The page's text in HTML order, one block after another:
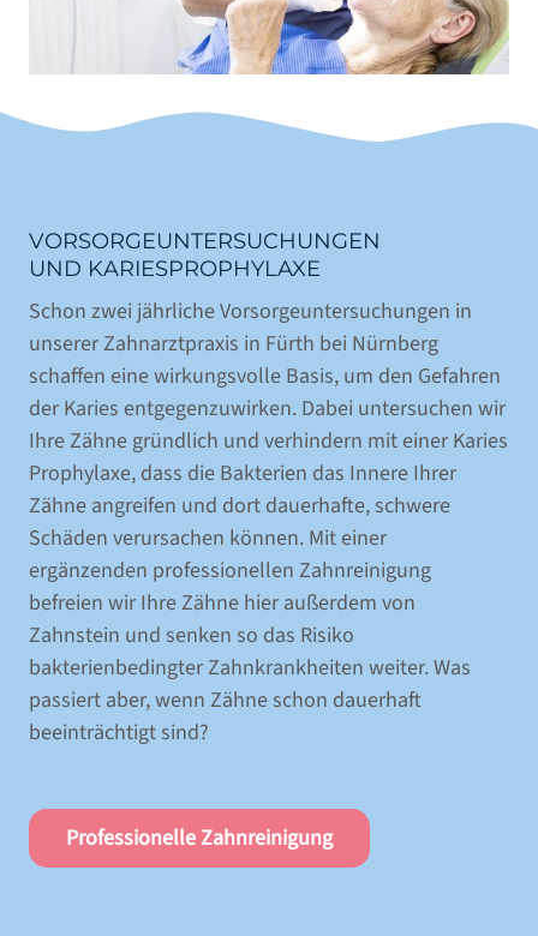
PRAXIS
ZAHNÄRZTE & PRAXISTEAM
VORSORGEUNTERSUCHUNGEN
UND KARIESPROPHYLAXE
Schon zwei jährliche Vorsorgeuntersuchungen in
unserer Zahnarztpraxis in Fürth bei Nürnberg
schaffen eine wirkungsvolle Basis, um den Gefahren
der Karies entgegenzuwirken. Dabei untersuchen wir
Ihre Zähne gründlich und verhindern mit einer Karies
Prophylaxe, dass die Bakterien das Innere Ihrer
Zähne angreifen und dort dauerhafte, schwere
Schäden verursachen können. Mit einer
ergänzenden professionellen Zahnreinigung
befreien wir Ihre Zähne hier außerdem von
Zahnstein und senken so das Risiko
bakterienbedingter Zahnkrankheiten weiter. Was
passiert aber, wenn Zähne schon dauerhaft
beeinträchtigt sind?
Professionelle Zahnreinigung